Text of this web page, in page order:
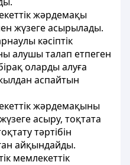
жәрдемақы
жүзеге асырылады.
кәсіптік
алушы талап етпеген
оларды алуға
аспайтын
жәрдемақыны
асыру, тоқтата
тәртібін
айқындайды.
мемлекеттік